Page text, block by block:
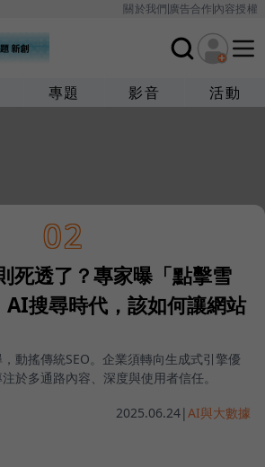
關於我們廣告合作內容授權
專題 影音 活動
02
死透了？專家曝「點擊雪
AI搜尋時代，該如何讓網站
動搖傳統SEO。企業須轉向生成式引擎優
於多通路內容、深度與使用者信任。
2025.06.24|AI與大數據